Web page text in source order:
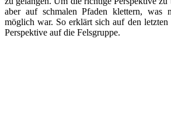
aber auf schmalen Pfaden klettern, was
möglich war. So erklärt sich auf den
Perspektive auf die Felsgruppe.